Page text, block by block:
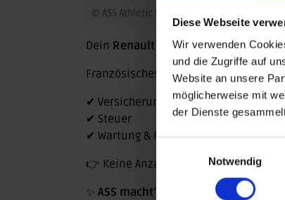
Diese Webseite
Wir verwenden
und die Zugriffe auf
Website an unsere
möglicherweise mit
der Dienste
Notwendig
© ASS Athletic Sport Sponsoring GmbH
Dein Renault im Auto Aboschon für
Französisches Flair inklusive –
✔ Versicherung
✔ Steuer
✔ Wartung & Reifen
👉 Keine Anzahlung. Keine
✨ ASS macht’s möglich – dein